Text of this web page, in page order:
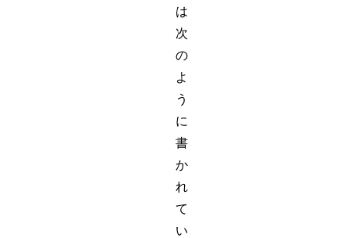
は
次
の
よ
う
に
書
か
れ
て
い